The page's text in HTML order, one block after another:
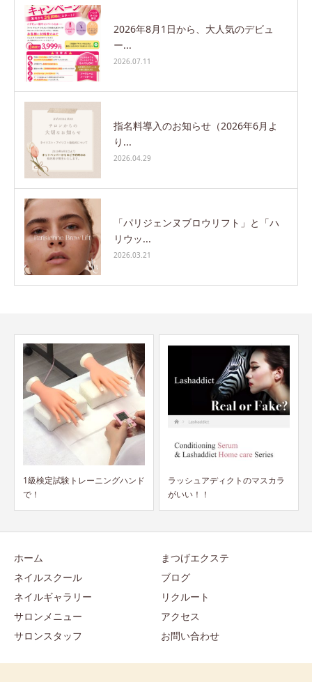
2026年8月1日から、大人気のデビュ
ー...
2026.07.11
指名料導入のお知らせ（2026年6月よ
り...
2026.04.29
「パリジェンヌブロウリフト」と「ハ
リウッ...
2026.03.21
ラッシュアディクトのマスカラ
がいい！！
衛生管理士資格の継続手続きを
お願いします。
ホーム
ネイルスクール
ネイルギャラリー
サロンメニュー
サロンスタッフ
まつげエクステ
ブログ
リクルート
アクセス
お問い合わせ